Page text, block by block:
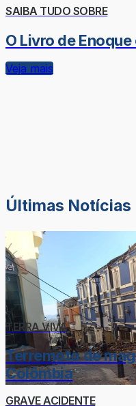
SAIBA TUDO SOBRE
O Livro de
Veja mais
Últimas Notícias
TERRA VIVA
Terremoto de
Colômbia
GRAVE ACIDENTE